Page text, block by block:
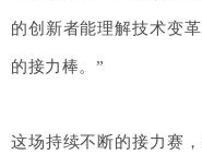
的创新者能理解技术变
的接力棒。”
这场持续不断的接力赛